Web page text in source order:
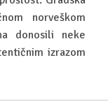
norveškom
donosili neke
izrazom